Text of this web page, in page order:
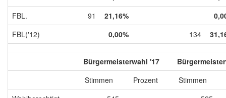
FBL.
91 21,16%
FBL('12)
0,00% 134
Bürgermeisterwahl '17
Stimmen
Prozent
Stimmen